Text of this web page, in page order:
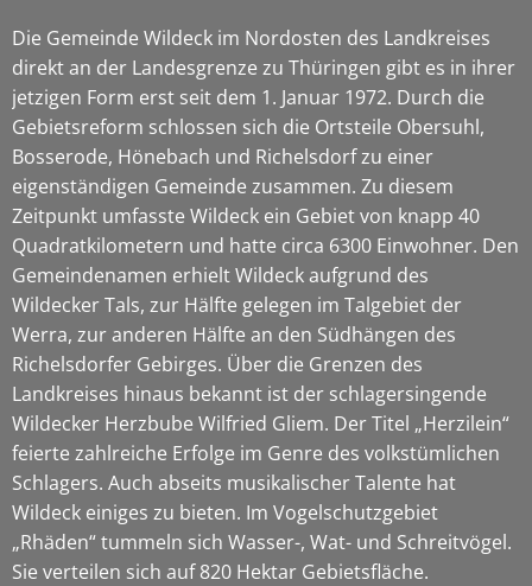
Die Gemeinde Wildeck im Nordosten des Landkreises
direkt an der Landesgrenze zu Thüringen gibt es in ihrer
jetzigen Form erst seit dem 1. Januar 1972. Durch die
Gebietsreform schlossen sich die Ortsteile Obersuhl,
Bosserode, Hönebach und Richelsdorf zu einer
eigenständigen Gemeinde zusammen. Zu diesem
Zeitpunkt umfasste Wildeck ein Gebiet von knapp 40
Quadratkilometern und hatte circa 6300 Einwohner. Den
Gemeindenamen erhielt Wildeck aufgrund des
Wildecker Tals, zur Hälfte gelegen im Talgebiet der
Werra, zur anderen Hälfte an den Südhängen des
Richelsdorfer Gebirges. Über die Grenzen des
Landkreises hinaus bekannt ist der schlagersingende
Wildecker Herzbube Wilfried Gliem. Der Titel „Herzilein“
feierte zahlreiche Erfolge im Genre des volkstümlichen
Schlagers. Auch abseits musikalischer Talente hat
Wildeck einiges zu bieten. Im Vogelschutzgebiet
„Rhäden“ tummeln sich Wasser-, Wat- und Schreitvögel.
Sie verteilen sich auf 820 Hektar Gebietsfläche.